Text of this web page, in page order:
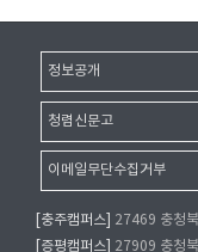
정보공개
청렴신문고
이메일무단수집거부
[충주캠퍼스]
27469 충청
[증평캠퍼스]
27909 충청